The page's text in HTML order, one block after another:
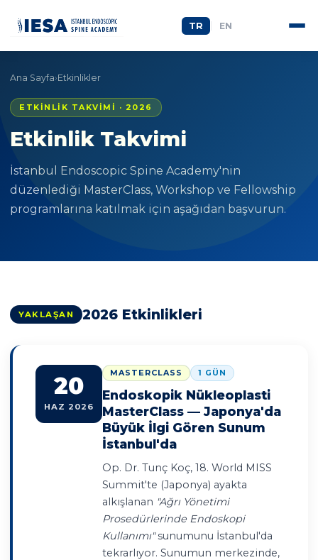
TR EN
Ana Sayfa›Etkinlikler
ETKİNLİK TAKVİMİ · 2026
Etkinlik Takvimi
İstanbul Endoscopic Spine Academy'nin
düzenlediği MasterClass, Workshop ve Fellowship
programlarına katılmak için aşağıdan başvurun.
YAKLAŞAN 2026 Etkinlikleri
20
HAZ 2026
MASTERCLASS 1 GÜN
Endoskopik Nükleoplasti
MasterClass — Japonya'da
Büyük İlgi Gören Sunum
İstanbul'da
Op. Dr. Tunç Koç, 18. World MISS
Summit'te (Japonya) ayakta
alkışlanan "Ağrı Yönetimi
Prosedürlerinde Endoskopi
Kullanımı"sunumunu İstanbul'da
tekrarlıyor. Sunumun merkezinde,